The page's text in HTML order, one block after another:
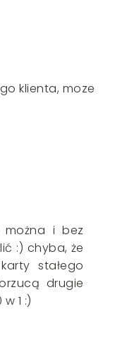
klienta, moze
i bez
:) chyba, że
stałego
drugie
1 :)